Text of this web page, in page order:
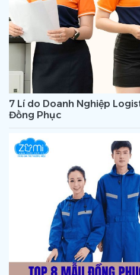
7 Lí do Doanh Nghiệp
Đồng Phục